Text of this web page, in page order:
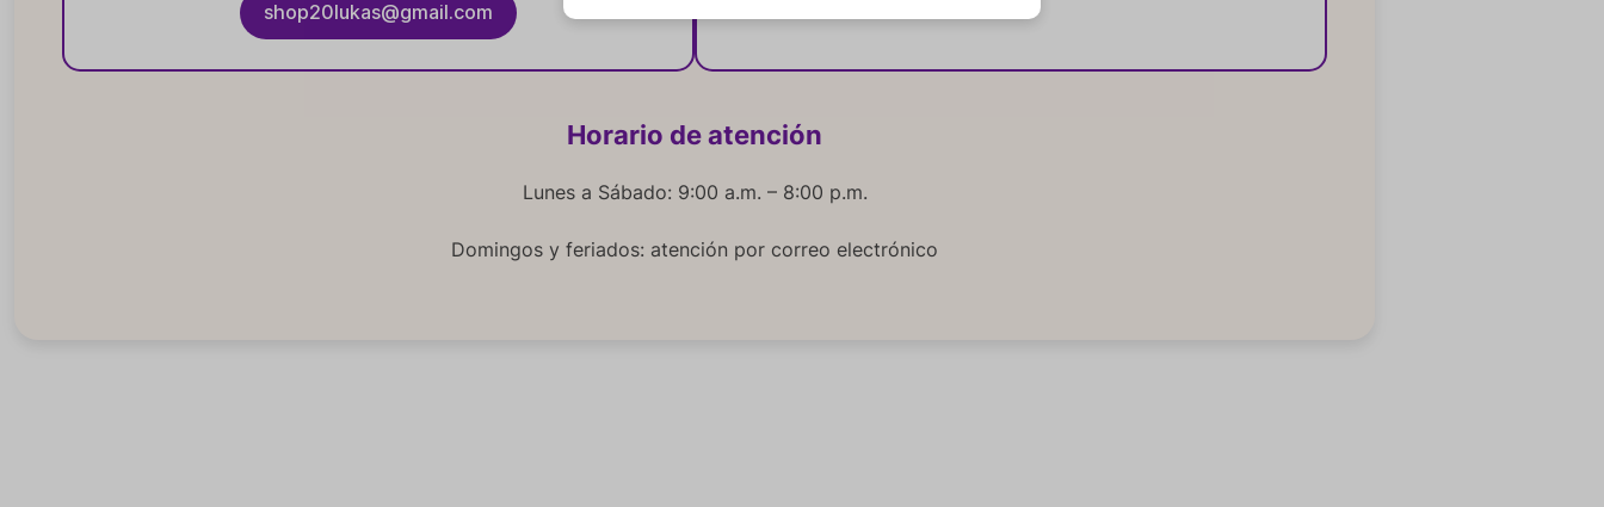
shop20lukas@gmail.com
Horario de atención
Lunes a Sábado: 9:00 a.m. – 8:00 p.m.
Domingos y feriados: atención por correo electrónico